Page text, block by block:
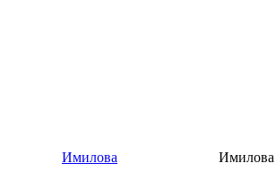
Имилова
Имилова